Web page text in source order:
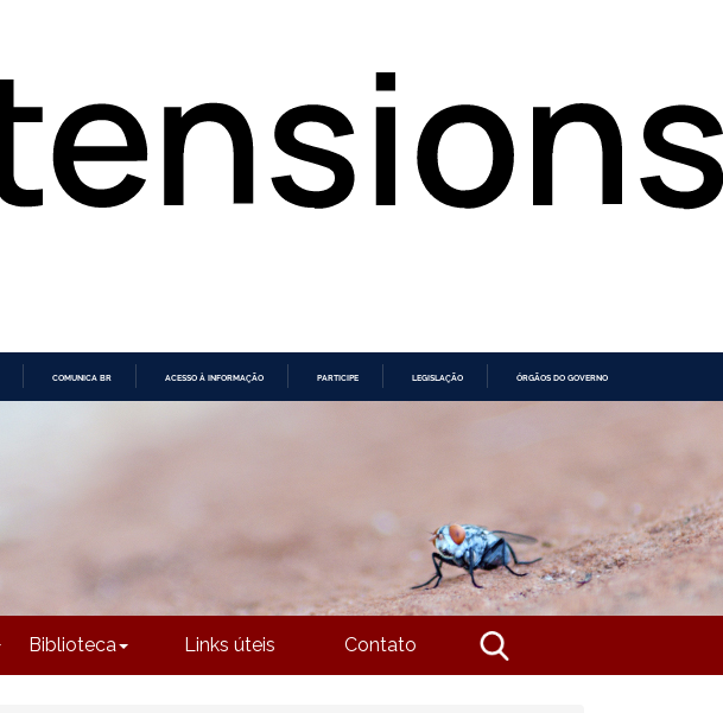
COMUNICA BR ACESSO À INFORMAÇÃO PARTICIPE LEGISLAÇÃO ÓRGÃOS DO GOVERNO
Biblioteca Links úteis Contato